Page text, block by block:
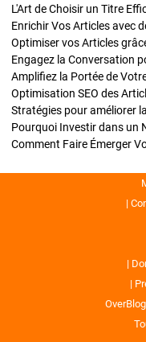
L'Art de Choisir un Titre
Optimiser vos Articles
Engagez la Conversation
Amplifiez la Portée de